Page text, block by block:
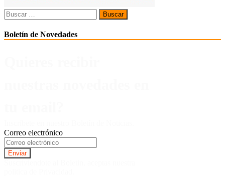
Buscar:
Boletín de Novedades
Correo electrónico